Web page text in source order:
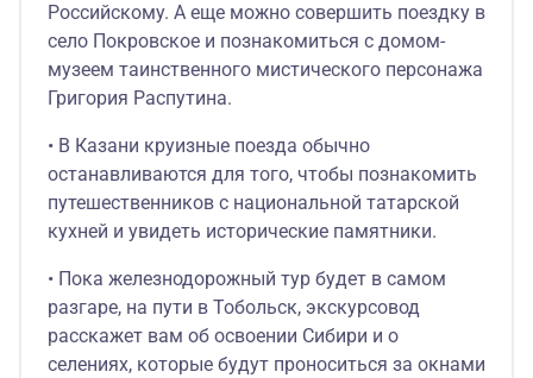
Российскому. А еще можно совершить поездку в
село Покровское и познакомиться с домом-
музеем таинственного мистического персонажа
Григория Распутина.
• В Казани круизные поезда обычно
останавливаются для того, чтобы познакомить
путешественников с национальной татарской
кухней и увидеть исторические памятники.
• Пока железнодорожный тур будет в самом
разгаре, на пути в Тобольск, экскурсовод
расскажет вам об освоении Сибири и о
селениях, которые будут проноситься за окнами